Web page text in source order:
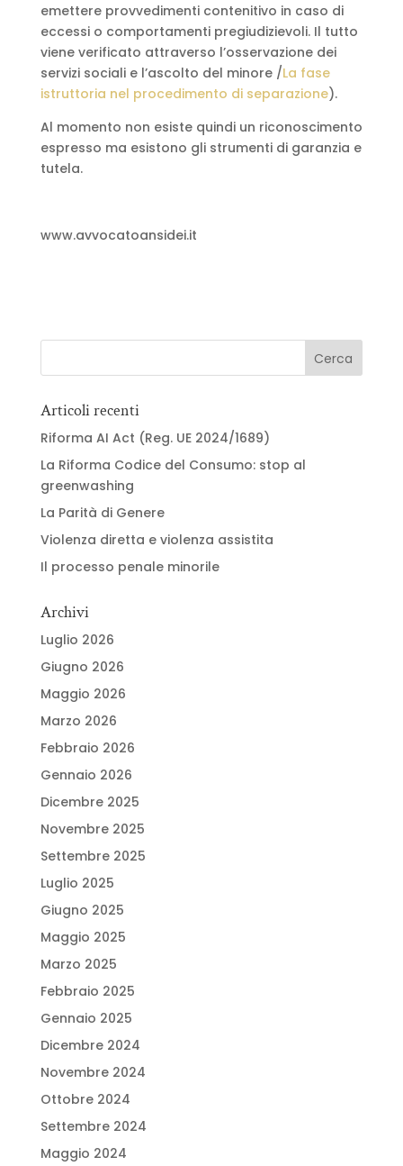
emettere provvedimenti contenitivo in caso di
eccessi o comportamenti pregiudizievoli. Il tutto
viene verificato attraverso l’osservazione dei
servizi sociali e l’ascolto del minore /La fase
istruttoria nel procedimento di separazione).
Al momento non esiste quindi un riconoscimento
espresso ma esistono gli strumenti di garanzia e
tutela.
www.avvocatoansidei.it
Articoli recenti
Riforma AI Act (Reg. UE 2024/1689)
La Riforma Codice del Consumo: stop al
greenwashing
La Parità di Genere
Violenza diretta e violenza assistita
Il processo penale minorile
Archivi
Luglio 2026
Giugno 2026
Maggio 2026
Marzo 2026
Febbraio 2026
Gennaio 2026
Dicembre 2025
Novembre 2025
Settembre 2025
Luglio 2025
Giugno 2025
Maggio 2025
Marzo 2025
Febbraio 2025
Gennaio 2025
Dicembre 2024
Novembre 2024
Ottobre 2024
Settembre 2024
Maggio 2024